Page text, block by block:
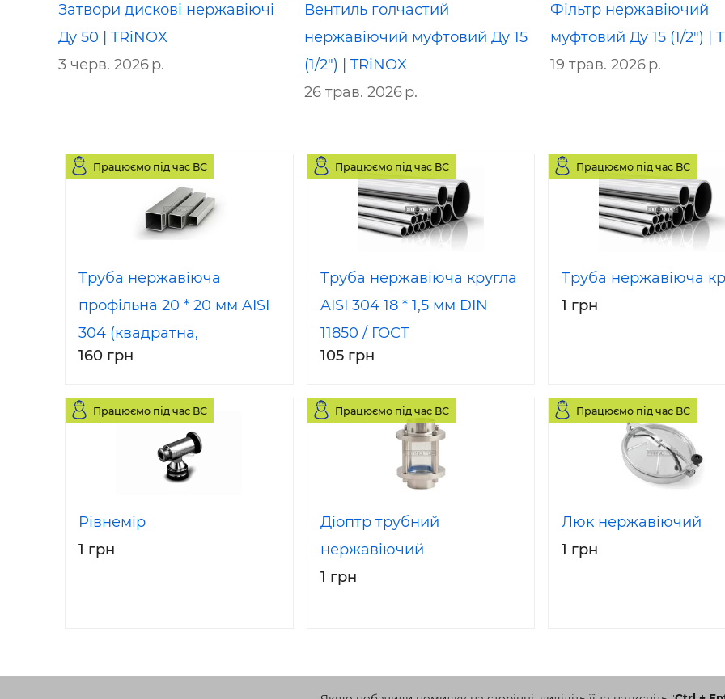
Затвори дискові нержавіючі
Ду 50 | TRiNOX
3 черв. 2026 р.
Вентиль голчастий
нержавіючий муфтовий Ду 15
(1/2") | TRiNOX
26 трав. 2026 р.
Фільтр нержавіючий
муфтовий Ду 15 (1/2") |
19 трав. 2026 р.
Працюємо під час ВС
Труба нержавіюча
профільна 20 * 20 мм AISI
304 (квадратна,
прямокутна)
160 грн
Працюємо під час ВС
Труба нержавіюча кругла
AISI 304 18 * 1,5 мм DIN
11850 / ГОСТ
105 грн
Працюємо під час ВС
Труба нержавіюча
1 грн
Працюємо під час ВС
Рівнемір
1 грн
Працюємо під час ВС
Діоптр трубний
нержавіючий
1 грн
Працюємо під час ВС
Люк нержавіючий
1 грн